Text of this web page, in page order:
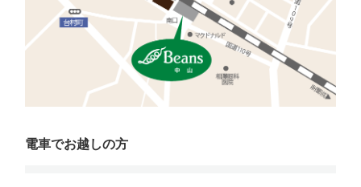
電車でお越しの方